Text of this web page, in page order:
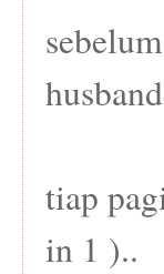
tiap
in 1 )..